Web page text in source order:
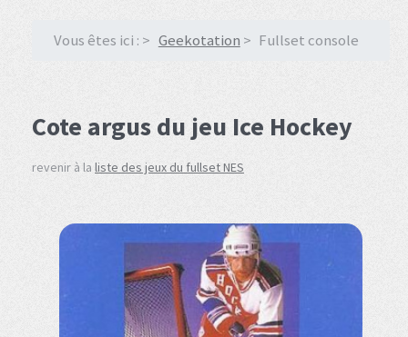
Vous êtes ici : Geekotation Fullset console
Cote argus du jeu Ice Hockey
revenir à la liste des jeux du fullset NES